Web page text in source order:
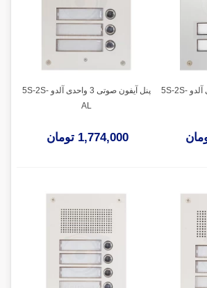
پنل آیفون صوتی 2 واحدی آلدو 5S-2S-
پنل آیفون صوتی 3 واحدی آلدو 5S-2S-
AL
1,774,000 تومان